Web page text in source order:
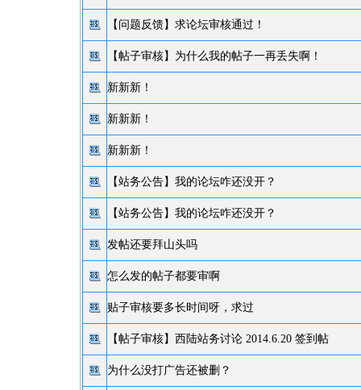
【问题反馈】求论坛审核通过！
【帖子审核】 为什么我的帖子一再丢失啊！
新新新！
新新新！
新新新！
【站务公告】我的论坛咋还没开？
【站务公告】我的论坛咋还没开？
发帖还要拜山头吗
怎么发的帖子都要审啊
贴子审核要多长时间呀，求过
【帖子审核】西陆站务讨论 2014.6.20 签到帖
为什么没打广告还被删？